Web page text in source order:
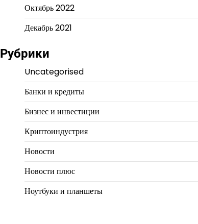
Октябрь 2022
Декабрь 2021
Рубрики
Uncategorised
Банки и кредиты
Бизнес и инвестиции
Криптоиндустрия
Новости
Новости плюс
Ноутбуки и планшеты